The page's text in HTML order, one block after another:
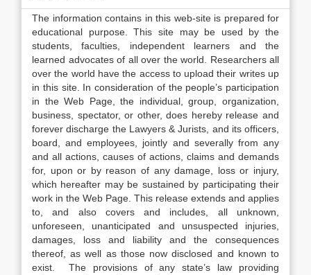
The information contains in this web-site is prepared for
educational purpose. This site may be used by the
students, faculties, independent learners and the
learned advocates of all over the world. Researchers all
over the world have the access to upload their writes up
in this site. In consideration of the people’s participation
in the Web Page, the individual, group, organization,
business, spectator, or other, does hereby release and
forever discharge the Lawyers & Jurists, and its officers,
board, and employees, jointly and severally from any
and all actions, causes of actions, claims and demands
for, upon or by reason of any damage, loss or injury,
which hereafter may be sustained by participating their
work in the Web Page. This release extends and applies
to, and also covers and includes, all unknown,
unforeseen, unanticipated and unsuspected injuries,
damages, loss and liability and the consequences
thereof, as well as those now disclosed and known to
exist. The provisions of any state’s law providing